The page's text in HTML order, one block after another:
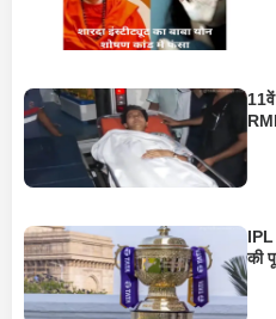
11वें
IPL
की